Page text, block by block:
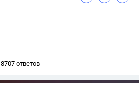
8707 ответов